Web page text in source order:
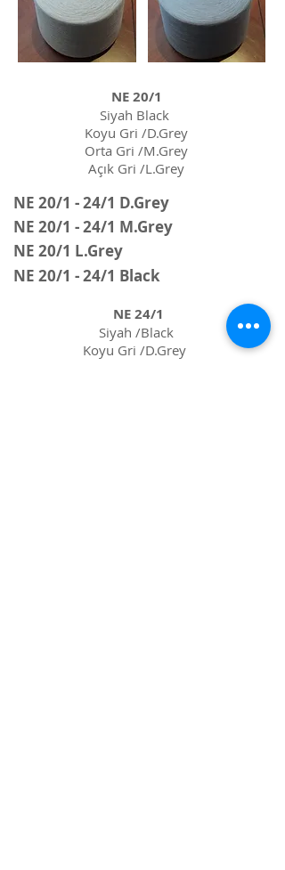
NE 20/1
Siyah Black
Koyu Gri /D.Grey
Orta Gri /M.Grey
Açık Gri /L.Grey
NE 20/1 - 24/1 D.Grey
NE 20/1 - 24/1 M.Grey
NE 20/1 L.Grey
NE 20/1 - 24/1 Black
NE 24/1
Siyah /Black
Koyu Gri /D.Grey